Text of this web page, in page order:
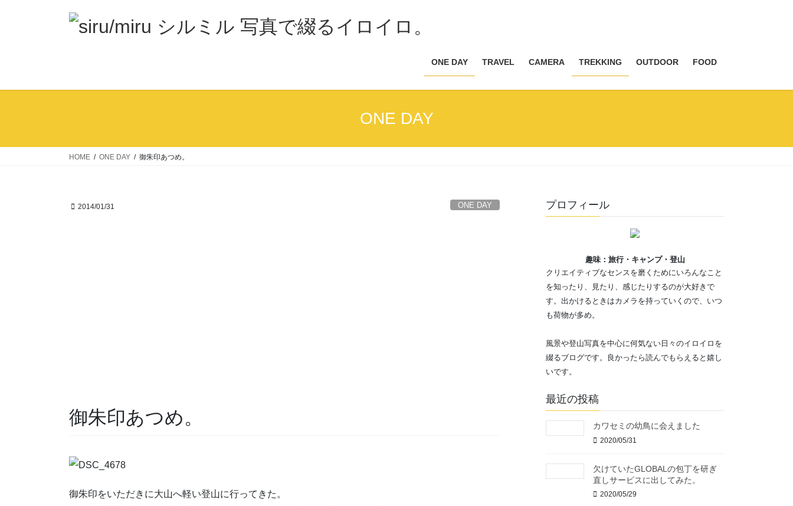
ス
ン
ONE DAY TRAVEL CAMERA TREKKING OUTDOOR FOOD
ONE DAY
HOME ONE DAY 御朱印あつめ。
2014/01/31 ONE DAY
御朱印あつめ。
御朱印をいただきに大山へ軽い登山に行ってきた。
プロフィール
趣味：旅行・キャンプ・登山
クリエイティブなセンスを磨くためにいろんなこと
を知ったり、見たり、感じたりするのが大好きで
す。出かけるときはカメラを持っていくので、いつ
も荷物が多め。
風景や登山写真を中心に何気ない日々のイロイロを
綴るブログです。良かったら読んでもらえると嬉し
いです。
最近の投稿
カワセミの幼鳥に会えました
2020/05/31
欠けていたGLOBALの包丁を研ぎ
直しサービスに出してみた。
2020/05/29